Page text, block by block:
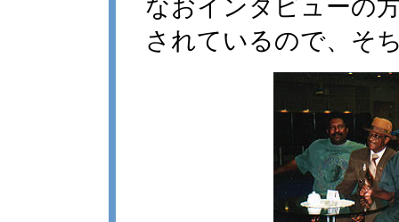
なおインタビューの
されているので、そ